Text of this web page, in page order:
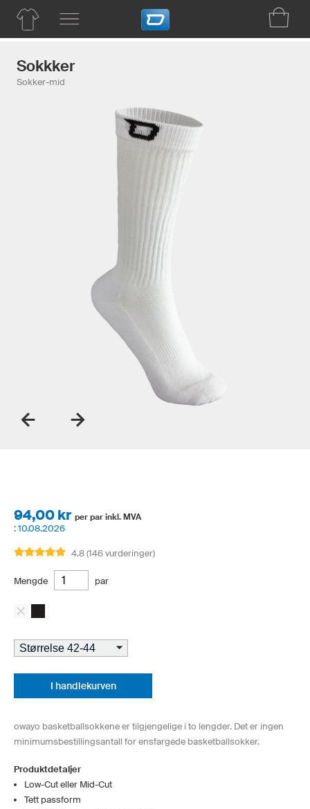
Sokkker
Sokker-mid
94,00 kr per par inkl. MVA
: 10.08.2026
4.8 (146 vurderinger)
Mengde par
I handlekurven
owayo basketballsokkene er tilgjengelige i to lengder. Det er ingen
minimumsbestillingsantall for ensfargede basketballsokker.
Produktdetaljer
Low-Cut eller Mid-Cut
Tett passform